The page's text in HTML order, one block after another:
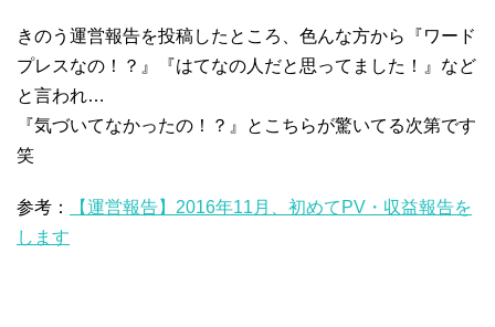
きのう運営報告を投稿したところ、色んな方から『ワード
プレスなの！？』『はてなの人だと思ってました！』など
と言われ…
『気づいてなかったの！？』とこちらが驚いてる次第です
笑
参考：
【運営報告】2016年11月、初めてPV・収益報告を
します